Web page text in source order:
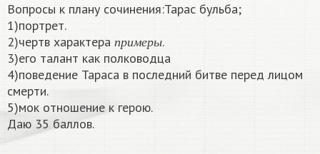
Вопросы к плану сочинения:Тарас бульба;
1)портрет.
2)чертв характера
п р име р ы .
3)его талант как полководца
4)поведение Тараса в последний битве перед лицом
смерти.
5)мок отношение к герою.
Даю 35 баллов. ​